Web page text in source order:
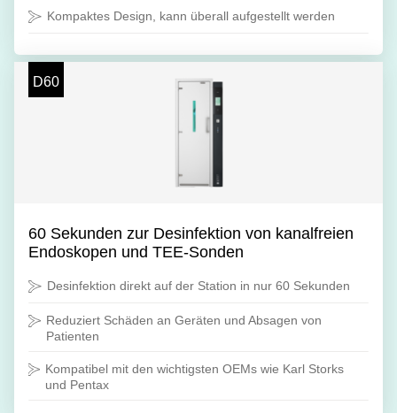
Kompaktes Design, kann überall aufgestellt werden
D60
60 Sekunden zur Desinfektion von kanalfreien
Endoskopen und TEE-Sonden
Desinfektion direkt auf der Station in nur 60 Sekunden
Reduziert Schäden an Geräten und Absagen von
Patienten
Kompatibel mit den wichtigsten OEMs wie Karl Storks
und Pentax